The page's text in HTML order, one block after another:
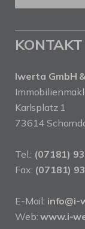
KONTAKT
Iwerta GmbH
Karlsplatz 1
73614
Tel.: (07181)
Fax: (07181)
E-Mail: info@i-
Web:www.i-